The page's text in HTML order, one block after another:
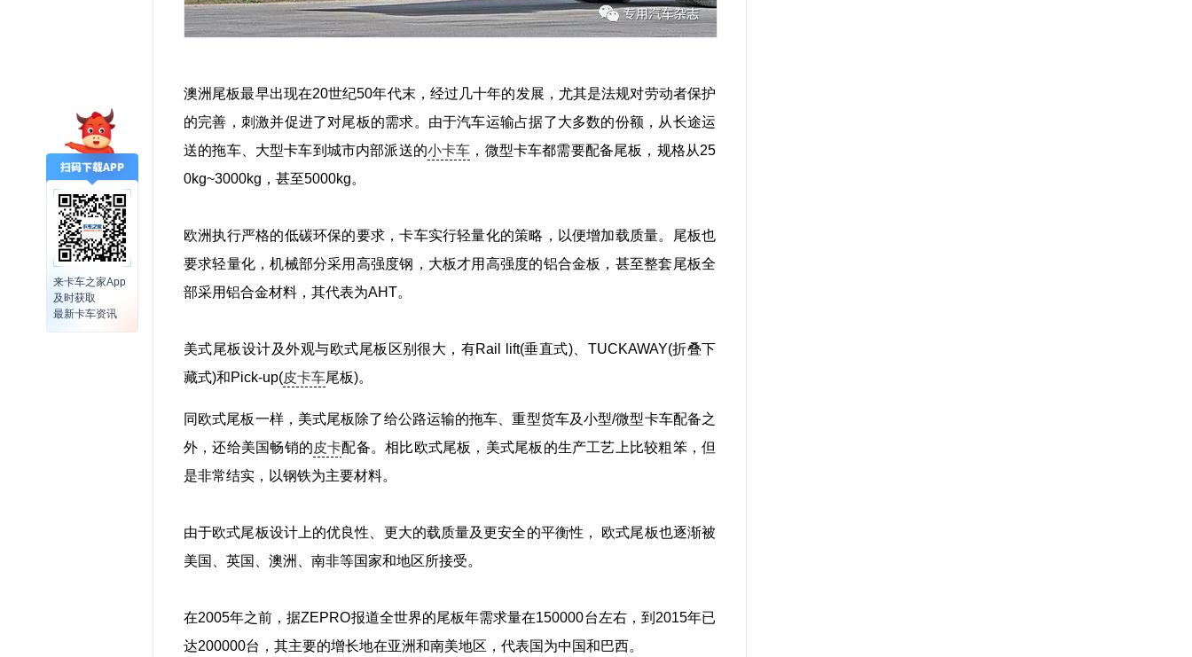
来卡车之家App
及时获取
最新卡车资讯
澳洲尾板最早出现在20世纪50年代末，经过几十年的发展，尤其是法规对劳动者保护
的完善，刺激并促进了对尾板的需求。由于汽车运输占据了大多数的份额，从长途运
送的拖车、大型卡车到城市内部派送的小卡车 ，微型卡车都需要配备尾板，规格从25
0kg~3000kg，甚至5000kg。
欧洲执行严格的低碳环保的要求，卡车实行轻量化的策略，以便增加载质量。尾板也
要求轻量化，机械部分采用高强度钢，大板才用高强度的铝合金板，甚至整套尾板全
部采用铝合金材料，其代表为AHT。
美式尾板设计及外观与欧式尾板区别很大，有Rail lift(垂直式)、TUCKAWAY(折叠下
藏式)和Pick-up(皮卡车尾板)。
同欧式尾板一样，美式尾板除了给公路运输的拖车、重型货车及小型/微型卡车配备之
外，还给美国畅销的皮卡配备。相比欧式尾板，美式尾板的生产工艺上比较粗笨，但
是非常结实，以钢铁为主要材料。
由于欧式尾板设计上的优良性、更大的载质量及更安全的平衡性， 欧式尾板也逐渐被
美国、英国、澳洲、南非等国家和地区所接受。
在2005年之前，据ZEPRO报道全世界的尾板年需求量在150000台左右，到2015年已
达200000台，其主要的增长地在亚洲和南美地区，代表国为中国和巴西。